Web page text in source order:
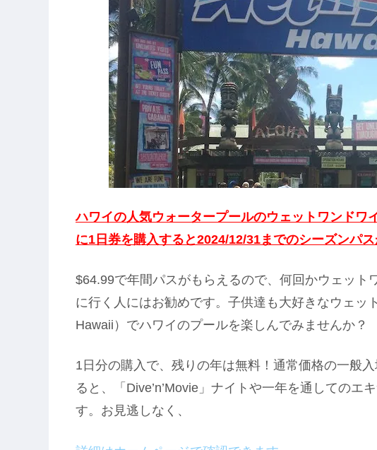
ハワイの人気ウォータープールのウェットワンドワ
に1日券を購入すると2024/12/31までのシーズンパス
$64.99で年間パスがもらえるので、何回かウェット
に行く人にはお勧めです。子供達も大好きなウェッ
Hawaii）でハワイのプールを楽しんでみませんか？
1日分の購入で、残りの年は無料！通常価格の一般
ると、「Dive’n’Movie」ナイトや一年を通してのエ
す。お見逃しなく、